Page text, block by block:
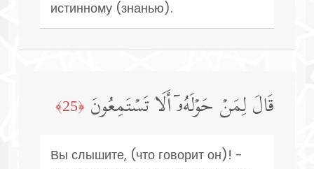
истинному (знанью).
قَالَ لِمَنۡ حَوۡلَهُۥۤ أَلَا تَسۡتَمِعُونَ ﴿25﴾
Вы слышите, (что говорит он)! -